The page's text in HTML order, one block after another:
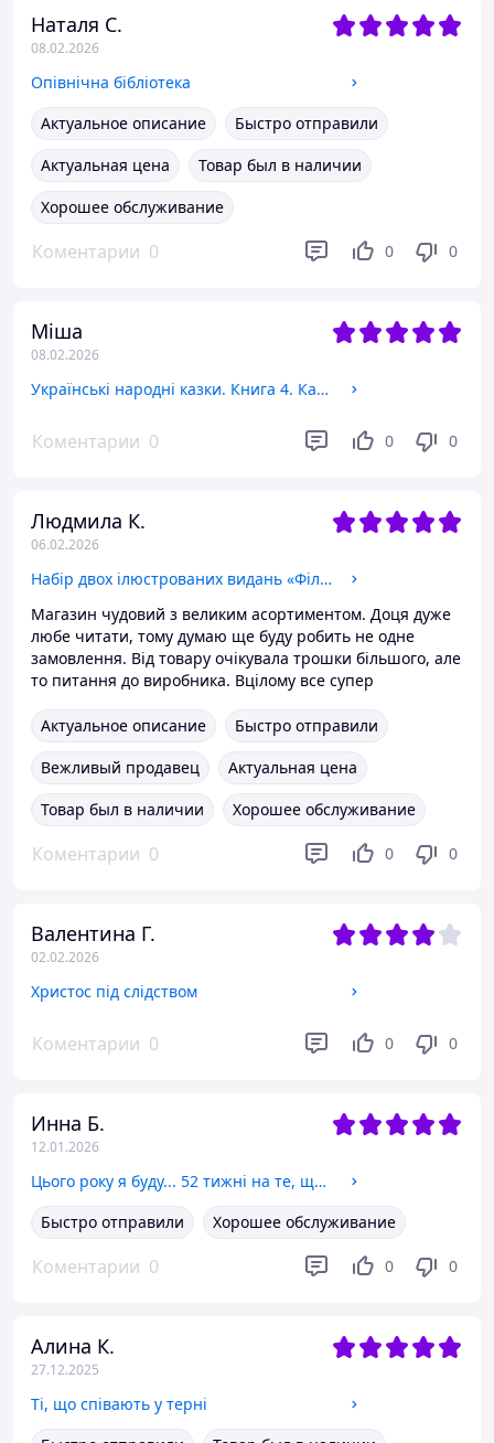
Наталя С.
08.02.2026
Опівнічна бібліотека
Актуальное описание
Быстро отправили
Актуальная цена
Товар был в наличии
Хорошее обслуживание
Коментарии 0 0 0
Міша
08.02.2026
Українські народні казки. Книга 4. Казки Гуцульщини
Коментарии 0 0 0
Людмила К.
06.02.2026
Набір двох ілюстрованих видань «Філософський камінь» і «Таємна кімната»
Магазин чудовий з великим асортиментом. Доця дуже
любе читати, тому думаю ще буду робить не одне
замовлення. Від товару очікувала трошки більшого, але
то питання до виробника. Вцілому все супер
Актуальное описание
Быстро отправили
Вежливый продавец
Актуальная цена
Товар был в наличии
Хорошее обслуживание
Коментарии 0 0 0
Валентина Г.
02.02.2026
Христос під слідством
Коментарии 0 0 0
Инна Б.
12.01.2026
Цього року я буду... 52 тижні на те, щоб досягти поставлених цілей
Быстро отправили
Хорошее обслуживание
Коментарии 0 0 0
Алина К.
27.12.2025
Ті, що співають у терні